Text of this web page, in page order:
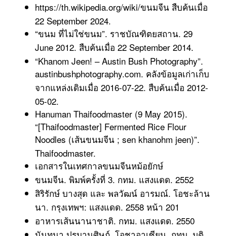
https://th.wikipedia.org/wiki/ขนมจีน สืบค้นเมื่อ
22 September 2024.
“ขนม ที่ไม่ใช่ขนม”. ราชบัณฑิตยสถาน. 29
June 2012. สืบค้นเมื่อ 22 September 2014.
“Khanom Jeen! – Austin Bush Photography”.
austinbushphotography.com. คลังข้อมูลเก่าเก็บ
จากแหล่งเดิมเมื่อ 2016-07-22. สืบค้นเมื่อ 2012-
05-02.
Hanuman Thaifoodmaster (9 May 2015).
“[Thaifoodmaster] Fermented Rice Flour
Noodles (เส้นขนมจีน ; sen khanohm jeen)”.
Thaifoodmaster.
เอกสารในเทศกาลขนมจีนหม้อยักษ์
ขนมจีน. พิมพ์ครั้งที่ 3. กทม. แสงแดด. 2552
สิริรักษ์ บางสุด และ พลวัฒน์ อารมณ์. โอชะล้าน
นา. กรุงเทพฯ: แสงแดด. 2558 หน้า 201
อาหารเส้นนานาชาติ. กทม. แสงแดด. 2550